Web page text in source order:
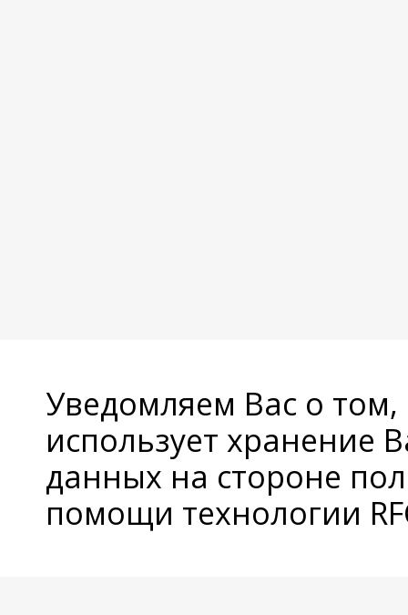
Уведомляем Вас о
использует хранение
данных на стороне
помощи технологии